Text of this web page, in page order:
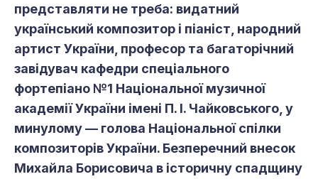
представляти не треба: видатний
український композитор і піаніст, народний
артист України, професор та багаторічний
завідувач кафедри спеціального
фортепіано №1 Національної музичної
академії України імені П. І. Чайковського, у
минулому — голова Національної спілки
композиторів України. Безперечний внесок
Михайла Борисовича в історичну спадщину